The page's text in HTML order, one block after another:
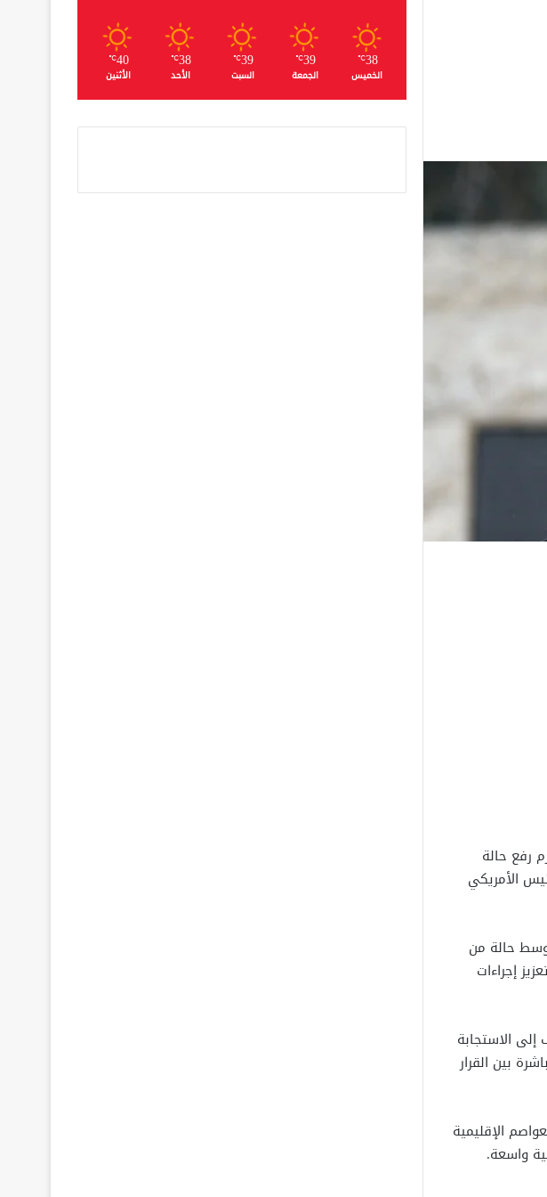
رفع حالة
الأمريكي
وسط حالة من
إجراءات
الاستجابة
بين القرار
الإقليمية
واسعة.
38
℃
الخميس
39
℃
الجمعة
39
℃
السبت
38
℃
الأحد
40
℃
الأثنين